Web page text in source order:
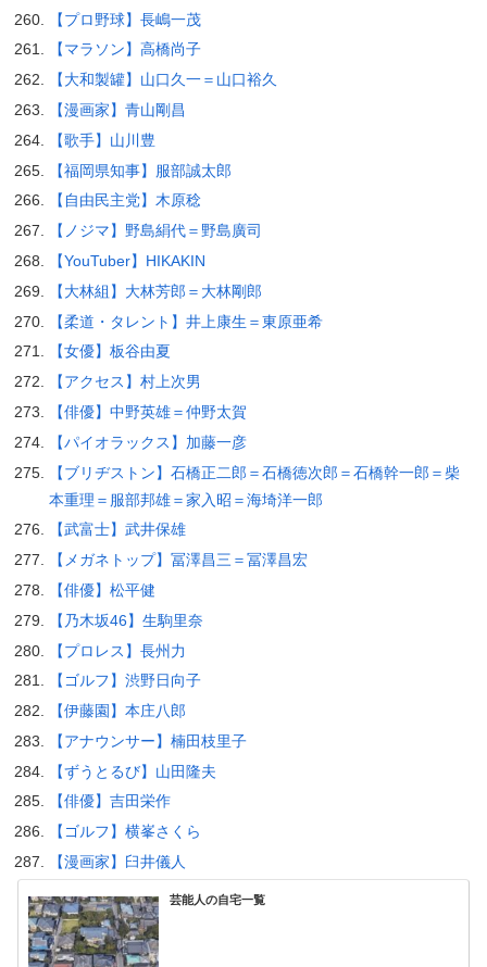
【プロ野球】長嶋一茂
【マラソン】高橋尚子
【大和製罐】山口久一＝山口裕久
【漫画家】青山剛昌
【歌手】山川豊
【福岡県知事】服部誠太郎
【自由民主党】木原稔
【ノジマ】野島絹代＝野島廣司
【YouTuber】HIKAKIN
【大林組】大林芳郎＝大林剛郎
【柔道・タレント】井上康生＝東原亜希
【女優】板谷由夏
【アクセス】村上次男
【俳優】中野英雄＝仲野太賀
【パイオラックス】加藤一彦
【ブリヂストン】石橋正二郎＝石橋徳次郎＝石橋幹一郎＝柴
本重理＝服部邦雄＝家入昭＝海埼洋一郎
【武富士】武井保雄
【メガネトップ】冨澤昌三＝冨澤昌宏
【俳優】松平健
【乃木坂46】生駒里奈
【プロレス】長州力
【ゴルフ】渋野日向子
【伊藤園】本庄八郎
【アナウンサー】楠田枝里子
【ずうとるび】山田隆夫
【俳優】吉田栄作
【ゴルフ】横峯さくら
【漫画家】臼井儀人
芸能人の自宅一覧